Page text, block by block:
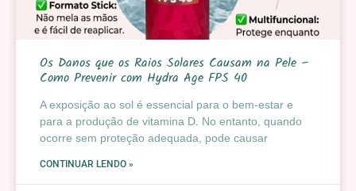
Os Danos que os Raios Solares Causam na Pele –
Como Prevenir com Hydra Age FPS 40
A exposição ao sol é essencial para o bem-estar e
para a produção de vitamina D. No entanto, quando
ocorre sem proteção adequada, pode causar
CONTINUAR LENDO »